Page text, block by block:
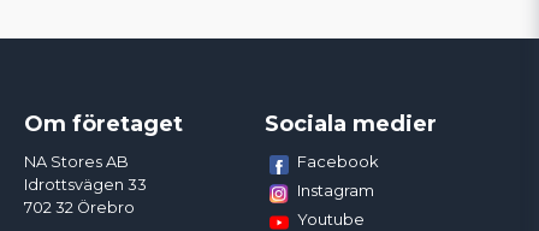
Om företaget
NA Stores AB
Idrottsvägen 33
702 32 Örebro
Sociala medier
Facebook
Instagram
Youtube